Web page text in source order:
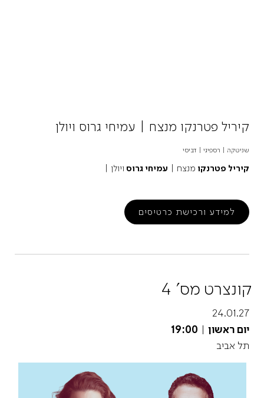
קיריל פטרנקו מנצח | עמיחי גרוס ויולן
שניטקה | רספיגי | דביסי
קיריל פטרנקו מנצח | עמיחי גרוס ויולן |
למידע ורכישת כרטיסים
קונצרט מס' 4
24.01.27
יום ראשון |
19:00
תל אביב